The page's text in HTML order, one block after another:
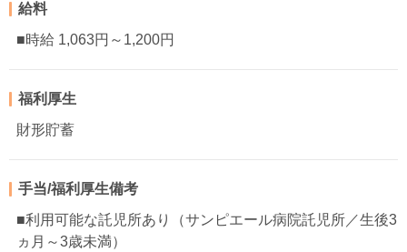
給料
■時給 1,063円～1,200円
福利厚生
財形貯蓄
手当/福利厚生備考
■利用可能な託児所あり（サンピエール病院託児所／生後3
ヵ月～3歳未満）